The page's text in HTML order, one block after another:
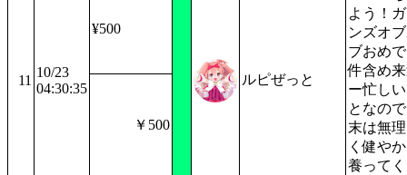
11
10/23
04:30:35
¥500
ルピぜっと
よう！
ンズオ
ブおめ
件含め
ー忙し
となの
末は無
く健や
養って
￥500